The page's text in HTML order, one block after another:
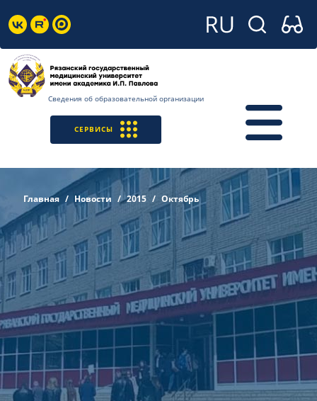
Сведения об образовательной организации
СЕРВИСЫ
Главная Новости 2015 Октябрь